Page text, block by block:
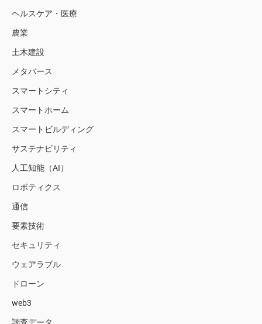
ヘルスケア・医療
農業
土木建設
メタバース
スマートシティ
スマートホーム
スマートビルディング
サステナビリティ
人工知能（AI）
ロボティクス
通信
要素技術
セキュリティ
ウェアラブル
ドローン
web3